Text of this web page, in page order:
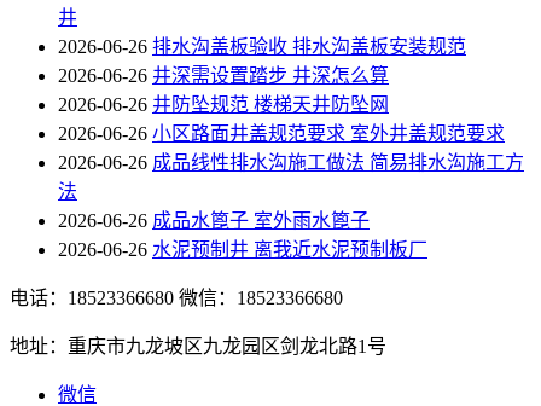
井
2026-06-26 排水沟盖板验收 排水沟盖板安装规范
2026-06-26 井深需设置踏步 井深怎么算
2026-06-26 井防坠规范 楼梯天井防坠网
2026-06-26 小区路面井盖规范要求 室外井盖规范要求
2026-06-26 成品线性排水沟施工做法 简易排水沟施工方
法
2026-06-26 成品水篦子 室外雨水篦子
2026-06-26 水泥预制井 离我近水泥预制板厂
电话：18523366680 微信：18523366680
地址：重庆市九龙坡区九龙园区剑龙北路1号
微信